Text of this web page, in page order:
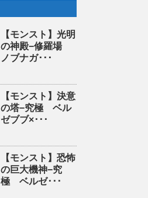
【モンスト】光明
の神殿−修羅場
ノブナガ･･･
【モンスト】決意
の塔−究極 ベル
ゼブブ×･･･
【モンスト】恐怖
の巨大機神−究
極 ベルゼ･･･